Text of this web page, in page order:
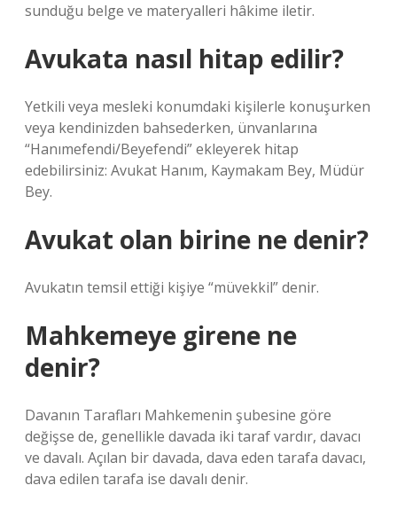
sunduğu belge ve materyalleri hâkime iletir.
Avukata nasıl hitap edilir?
Yetkili veya mesleki konumdaki kişilerle konuşurken
veya kendinizden bahsederken, ünvanlarına
“Hanımefendi/Beyefendi” ekleyerek hitap
edebilirsiniz: Avukat Hanım, Kaymakam Bey, Müdür
Bey.
Avukat olan birine ne denir?
Avukatın temsil ettiği kişiye “müvekkil” denir.
Mahkemeye girene ne
denir?
Davanın Tarafları Mahkemenin şubesine göre
değişse de, genellikle davada iki taraf vardır, davacı
ve davalı. Açılan bir davada, dava eden tarafa davacı,
dava edilen tarafa ise davalı denir.